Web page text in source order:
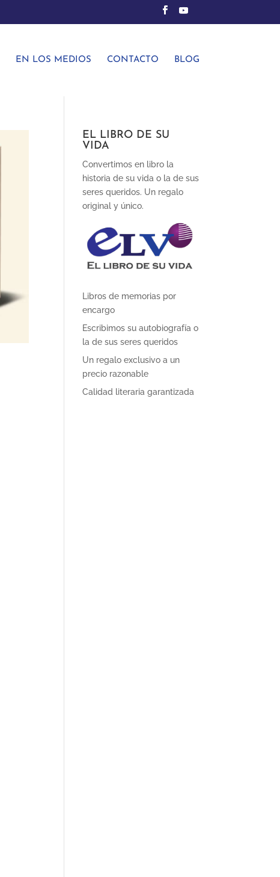
EN LOS MEDIOS CONTACTO BLOG
EL LIBRO DE SU
VIDA
Convertimos en libro la
historia de su vida o la de sus
seres queridos. Un regalo
original y único.
Libros de memorias por
encargo
Escribimos su autobiografía o
la de sus seres queridos
Un regalo exclusivo a un
precio razonable
Calidad literaria garantizada